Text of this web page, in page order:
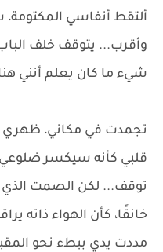
ألتقط أنفاسي
وأقرب... يتوقف خلف
شيء ما كان يعلم أنني
تجمدت في مكاني، ظهري
قلبي كأنه سيكسر
توقف... لكن الصمت الذي
خانقًا، كأن الهواء ذاته
مددت يدي ببطء نحو